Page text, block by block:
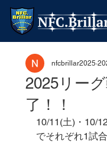
2025リー
了！！
nfcbrillar2025
10/11(土)・10/
でそれぞれ1試